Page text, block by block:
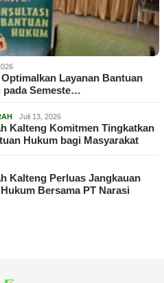
Layanan Bantuan
pada Semeste…
Juli 13, 2026
Kalteng Komitmen Tingkatkan
Hukum bagi Masyarakat
Kalteng Perluas Jangkauan
Bersama PT Narasi